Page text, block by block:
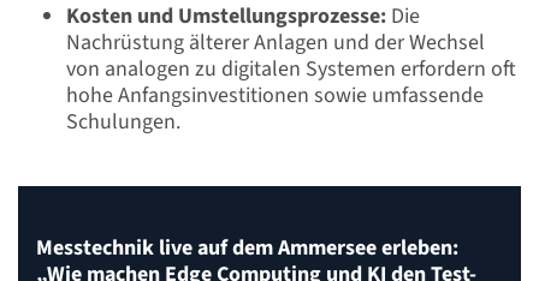
Kosten und Umstellungsprozesse: Die
Nachrüstung älterer Anlagen und der Wechsel
von analogen zu digitalen Systemen erfordern oft
hohe Anfangsinvestitionen sowie umfassende
Schulungen.
Messtechnik live auf dem Ammersee erleben:
„Wie machen Edge Computing und KI den Test-